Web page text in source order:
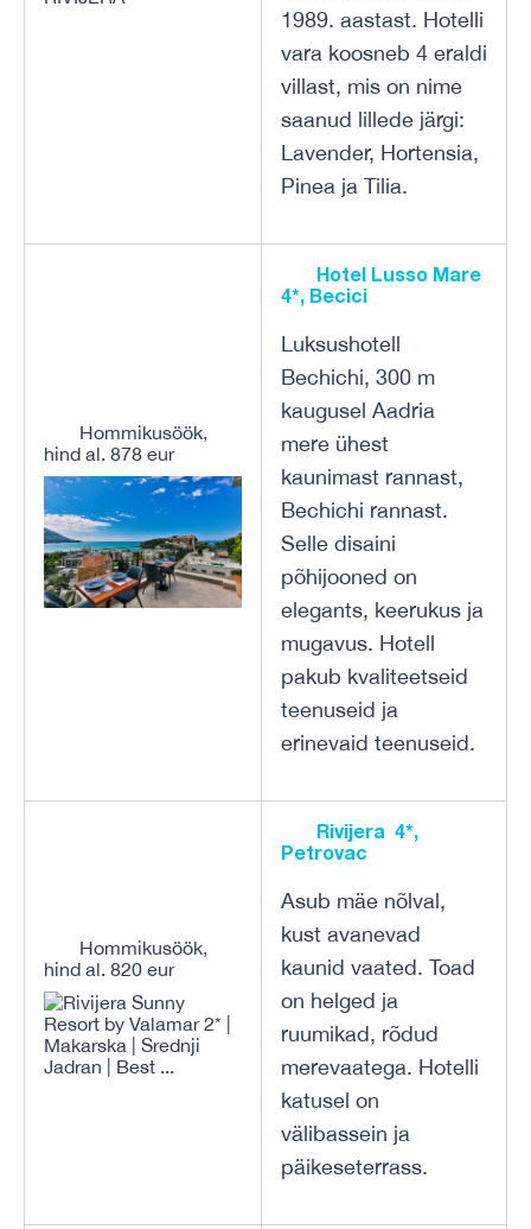
1989. aastast. Hotelli
vara koosneb 4 eraldi
villast, mis on nime
saanud lillede järgi:
Lavender, Hortensia,
Pinea ja Tilia.
Hommikusöök,
hind al. 878 eur
Hotel Lusso Mare
4*, Becici
Luksushotell
Bechichi, 300 m
kaugusel Aadria
mere ühest
kaunimast rannast,
Bechichi rannast.
Selle disaini
põhijooned on
elegants, keerukus ja
mugavus. Hotell
pakub kvaliteetseid
teenuseid ja
erinevaid teenuseid.
Hommikusöök,
hind al. 820 eur
Rivijera 4*,
Petrovac
Asub mäe nõlval,
kust avanevad
kaunid vaated. Toad
on helged ja
ruumikad, rõdud
merevaatega. Hotelli
katusel on
välibassein ja
päikeseterrass.